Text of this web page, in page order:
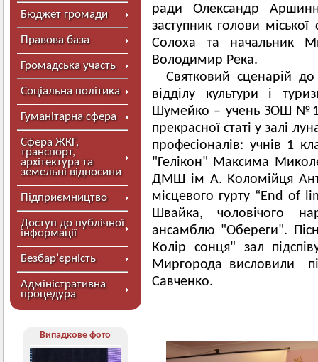
Бюджет громади
Правова база
Громадська участь
Соціальна політика
Гуманітарна сфера
Сфера ЖКГ,
транспорт,
архітектура та
земельні відносини
Підприємництво
Доступ до публічної
інформації
Безбар’єрність
Адміністративна
процедура
Випадкове фото
ради Олександр
заступник голови міської
Солоха та начальник
Володимир Река.
Святковий сценарій
відділу культури і
Шумейко – учень ЗОШ №1.
прекрасної статі у залі
професіоналів: учнів 1
"Гелікон" Максима
ДМШ ім А. Коломійця
місцевого гурту “End of
Швайка, чоловічого
ансамблю "Обереги".
Колір сонця" зал
Миргорода висловили
Савченко.